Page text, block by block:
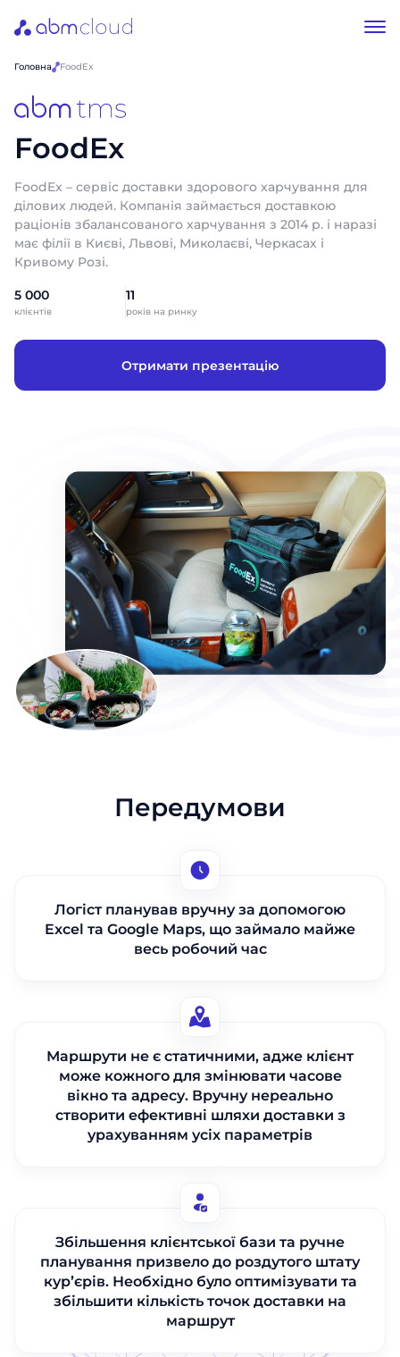
Головна FoodEx
FoodEx
FoodEx – сервіс доставки здорового харчування для
ділових людей. Компанія займається доставкою
раціонів збалансованого харчування з 2014 р. і наразі
має філії в Києві, Львові, Миколаєві, Черкасах і
Кривому Розі.
5 000
клієнтів
11
років на ринку
Отримати презентацію
Передумови
Логіст планував вручну за допомогою
Excel та Google Maps, що займало майже
весь робочий час
Маршрути не є статичними, адже клієнт
може кожного для змінювати часове
вікно та адресу. Вручну нереально
створити ефективні шляхи доставки з
урахуванням усіх параметрів
Збільшення клієнтської бази та ручне
планування призвело до роздутого штату
курʼєрів. Необхідно було оптимізувати та
збільшити кількість точок доставки на
маршрут